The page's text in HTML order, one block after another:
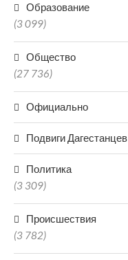
Образование
(3 099)
Общество
(27 736)
Официально
Подвиги Дагестанцев
Политика
(3 309)
Происшествия
(3 782)